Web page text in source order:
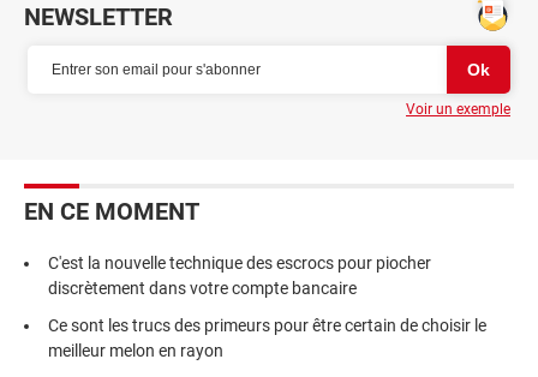
NEWSLETTER
Voir un exemple
EN CE MOMENT
C'est la nouvelle technique des escrocs pour piocher
discrètement dans votre compte bancaire
Ce sont les trucs des primeurs pour être certain de choisir le
meilleur melon en rayon